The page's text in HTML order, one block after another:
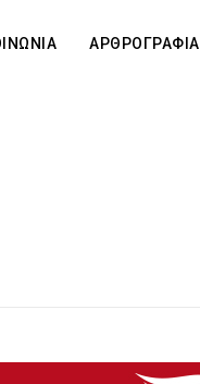
ΑΡΘΡΟΓΡΑΦΙΑ